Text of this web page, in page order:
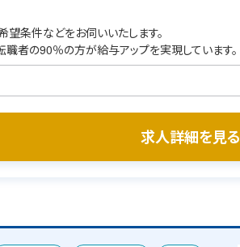
望条件などをお伺いいたします。
者の90％の方が給与アップを実現しています。
求人詳細を見る